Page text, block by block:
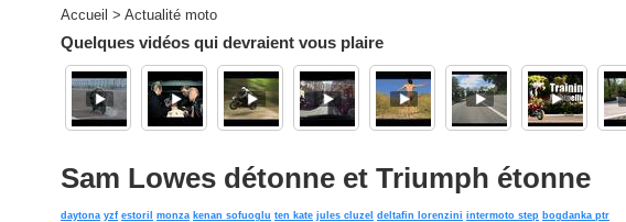
Accueil > Actualité moto
Quelques vidéos qui devraient vous plaire
Sam Lowes détonne et Triumph étonne
daytona yzf estoril monza kenan sofuoglu ten kate jules cluzel deltafin lorenzini intermoto step bogdanka ptr